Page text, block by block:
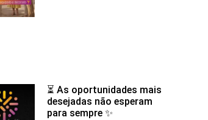
⏳ As oportunidades mais
desejadas não esperam
para sempre ✨